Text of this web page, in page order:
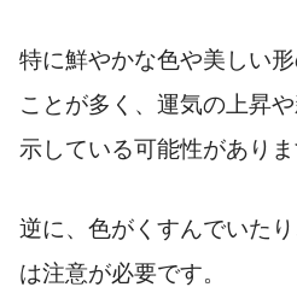
特に鮮やかな色や美しい
ことが多く、運気の上昇
示している可能性がありま
逆に、色がくすんでいた
は注意が必要です。